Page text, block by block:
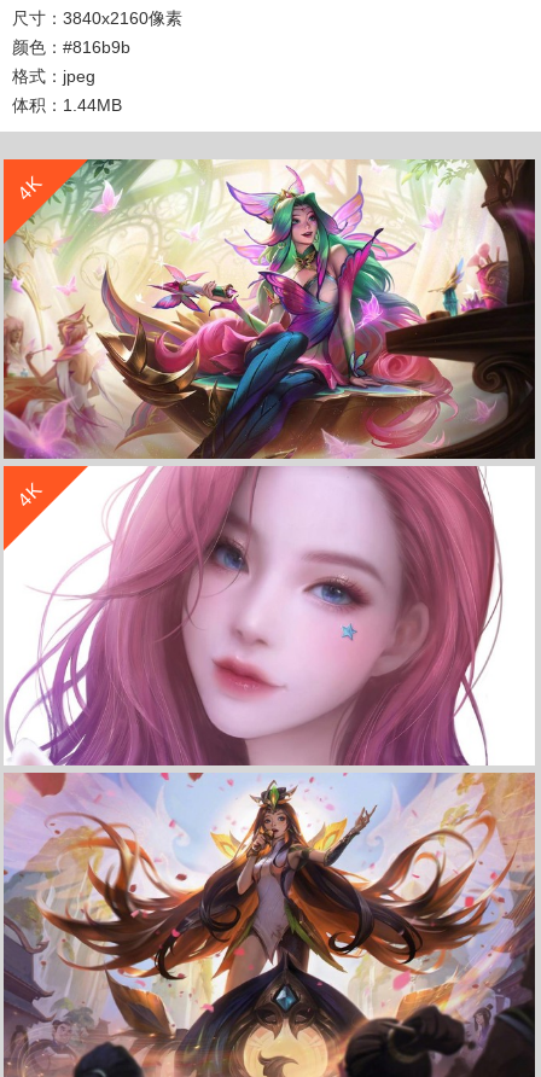
尺寸：3840x2160像素
颜色：#816b9b
格式：jpeg
体积：1.44MB
4K
lol英雄联盟星籁歌姬 花仙子 萨勒芬妮4k高清壁纸
立 即 下 载
收 藏
4K
LOL英雄联盟星籁歌姬 KDA ALL OUT 同人 萨勒芬妮4k壁纸
立 即 下 载
收 藏
立 即 下 载
收 藏
立 即 下 载